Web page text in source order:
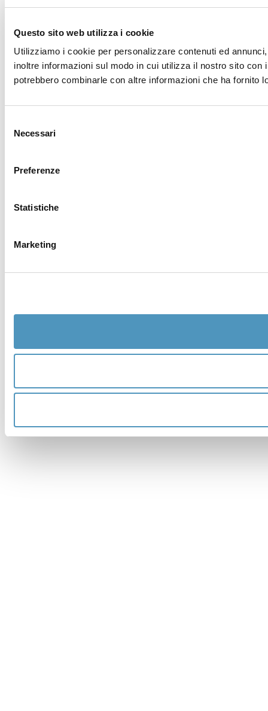
Questo sito web utilizza i cookie
Utilizziamo i cookie per personalizzare contenuti ed
inoltre informazioni sul modo in cui utilizza il nostro sito
potrebbero combinarle con altre informazioni che ha fornito
delNecessari
Preferenze
Statistiche
Marketing